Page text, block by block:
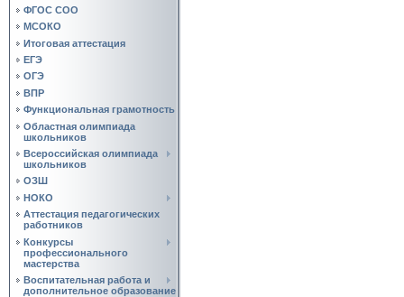
ФГОС СОО
МСОКО
Итоговая аттестация
ЕГЭ
ОГЭ
ВПР
Функциональная грамотность
Областная олимпиада
школьников
Всероссийская олимпиада
школьников
ОЗШ
НОКО
Аттестация педагогических
работников
Конкурсы
профессионального
мастерства
Воспитательная работа и
дополнительное образование